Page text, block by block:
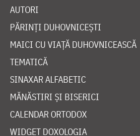
AUTORI
PĂRINȚI DUHOVNICEȘTI
MAICI CU VIAȚĂ DUHOVNICEASCĂ
TEMATICĂ
SINAXAR ALFABETIC
MĂNĂSTIRI ȘI BISERICI
CALENDAR ORTODOX
WIDGET DOXOLOGIA